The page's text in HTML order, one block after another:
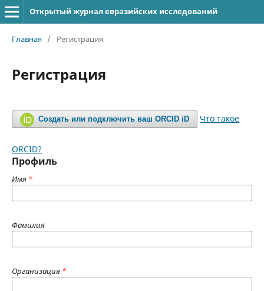
Открытый журнал евразийских исследований
Главная / Регистрация
Регистрация
Создать или подключить ваш ORCID iD Что такое
ORCID?
Профиль
Имя *
Фамилия
Организация *